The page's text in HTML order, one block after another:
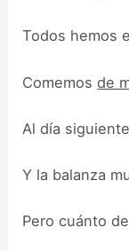
Todos hemos
Comemosde
Al día
Y la balanza
Pero cuánto